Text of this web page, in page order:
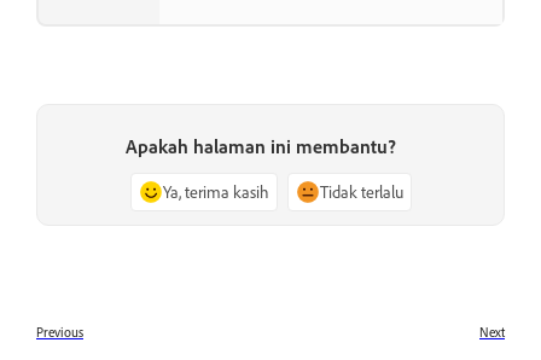
Apakah halaman ini membantu?
Ya, terima kasih Tidak terlalu
Previous Next